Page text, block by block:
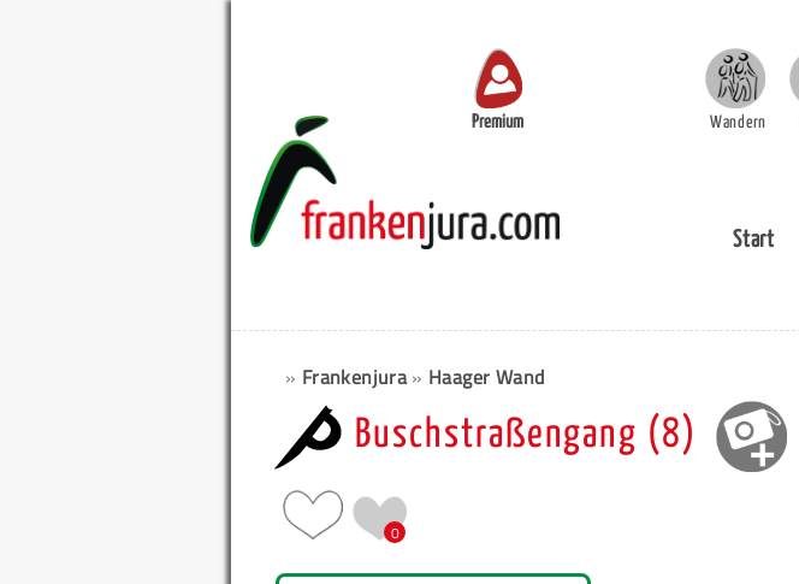
Premium Wandern
Start
» Frankenjura» Haager Wand
Buschstraßengang (8)
0